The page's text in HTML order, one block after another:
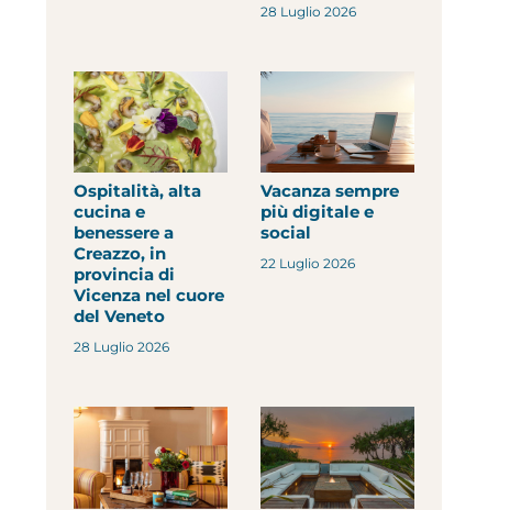
28 Luglio 2026
Ospitalità, alta
cucina e
benessere a
Creazzo, in
provincia di
Vicenza nel cuore
del Veneto
28 Luglio 2026
Vacanza sempre
più digitale e
social
22 Luglio 2026